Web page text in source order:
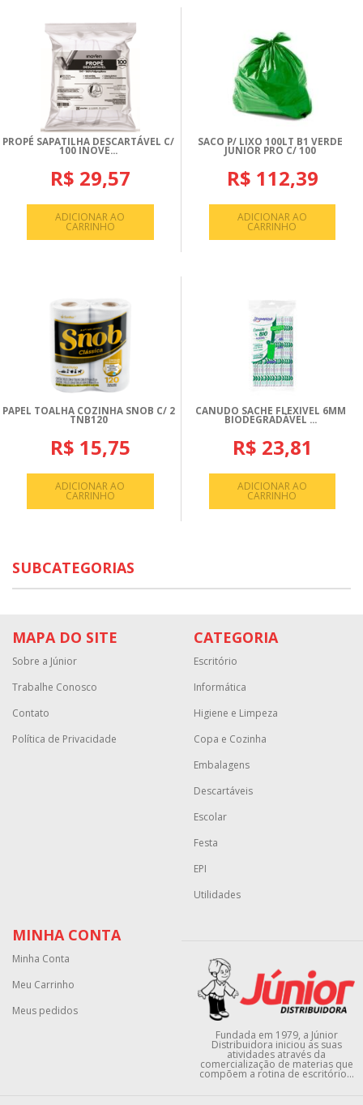
PROPÉ SAPATILHA DESCARTÁVEL C/
100 INOVE...
R$ 29,57
ADICIONAR AO
CARRINHO
SACO P/ LIXO 100LT B1 VERDE
JUNIOR PRO C/ 100
R$ 112,39
ADICIONAR AO
CARRINHO
PAPEL TOALHA COZINHA SNOB C/ 2
TNB120
R$ 15,75
ADICIONAR AO
CARRINHO
CANUDO SACHE FLEXIVEL 6MM
BIODEGRADÁVEL ...
R$ 23,81
ADICIONAR AO
CARRINHO
SUBCATEGORIAS
MAPA DO SITE
Sobre a Júnior
Trabalhe Conosco
Contato
Política de Privacidade
CATEGORIA
Escritório
Informática
Higiene e Limpeza
Copa e Cozinha
Embalagens
Descartáveis
Escolar
Festa
EPI
Utilidades
MINHA CONTA
Minha Conta
Meu Carrinho
Meus pedidos
Fundada em 1979, a Júnior
Distribuidora iniciou as suas
atividades através da
comercialização de materias que
compõem a rotina de escritório...